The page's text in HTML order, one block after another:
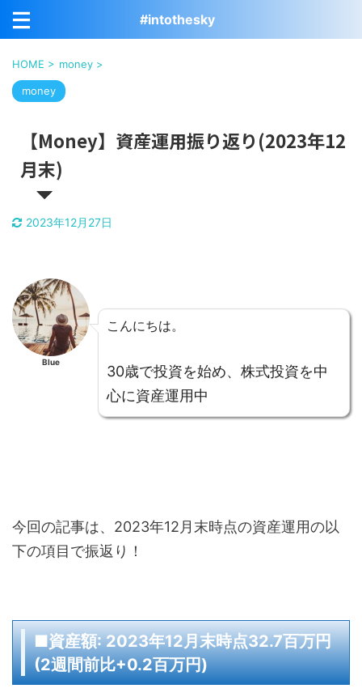
#intothesky
HOME > money >
money
【Money】資産運用振り返り(2023年12
月末)
2023年12月27日
Blue
こんにちは。
30歳で投資を始め、株式投資を中
心に資産運用中
今回の記事は、2023年12月末時点の資産運用の以
下の項目で振返り！
■資産額: 2023年12月末時点32.7百万円
(2週間前比+0.2百万円)